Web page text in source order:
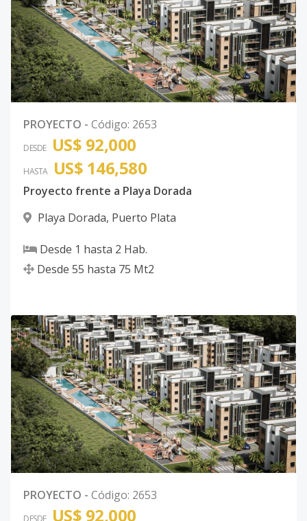
PROYECTO - Código: 2653
DESDE US$ 92,000
HASTA US$ 146,580
Proyecto frente a Playa Dorada
Playa Dorada, Puerto Plata
Desde 1 hasta 2 Hab.
Desde 55 hasta 75 Mt2
PROYECTO - Código: 2653
DESDE US$ 92,000